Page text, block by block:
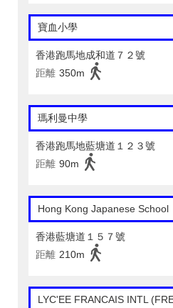
寶血小學
香港跑馬地成和道７２號
距離 350m
瑪利曼中學
香港跑馬地藍塘道１２３號
距離 90m
Hong Kong Japanese School
香港藍塘道１５７號
距離 210m
LYC'EE FRANCAIS INTL